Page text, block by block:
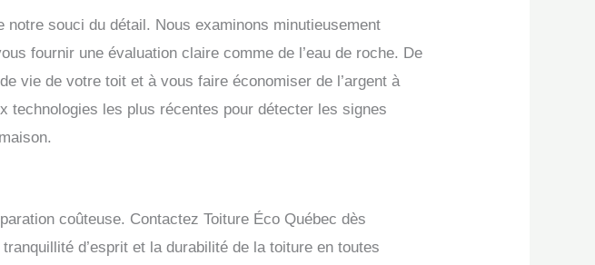
souci du détail. Nous examinons minutieusement
fournir une évaluation claire comme de l’eau de roche. De
vie de votre toit et à vous faire économiser de l’argent à
technologies les plus récentes pour détecter les signes
coûteuse. Contactez Toiture Éco Québec dès
d’esprit et la durabilité de la toiture en toutes